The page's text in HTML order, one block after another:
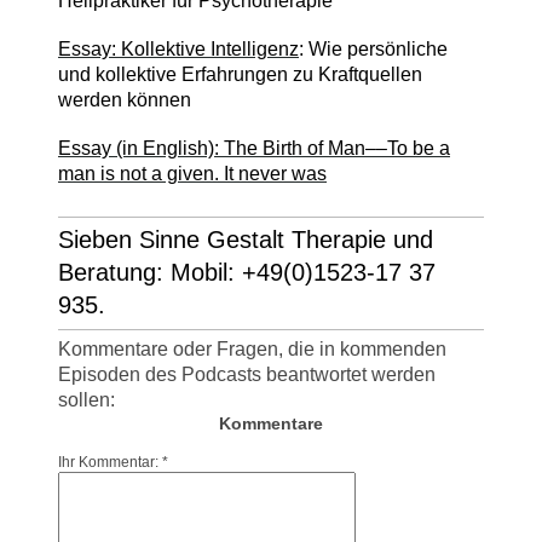
Essay: Kollektive Intelligenz: Wie persönliche
und kollektive Erfahrungen zu Kraftquellen
werden können
Essay (in English): The Birth of Man––To be a
man is not a given. It never was
Sieben Sinne Gestalt Therapie und
Beratung: Mobil: +49(0)1523-17 37
935.
Kommentare oder Fragen, die in kommenden
Episoden des Podcasts beantwortet werden
sollen:
Kommentare
Ihr Kommentar: *